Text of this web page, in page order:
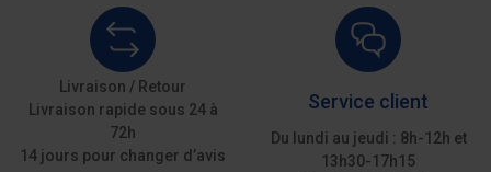
Livraison / Retour
Livraison rapide sous 24 à
72h
14 jours pour changer d’avis
Service client
Du lundi au jeudi : 8h-12h et
13h30-17h15